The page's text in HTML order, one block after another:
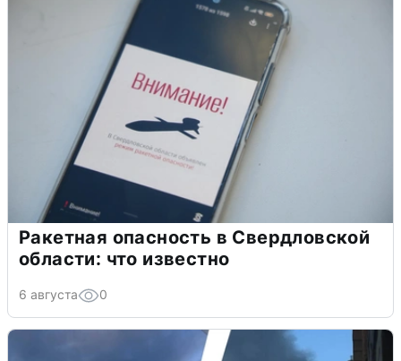
Ракетная опасность в Свердловской
области: что известно
6 августа 0